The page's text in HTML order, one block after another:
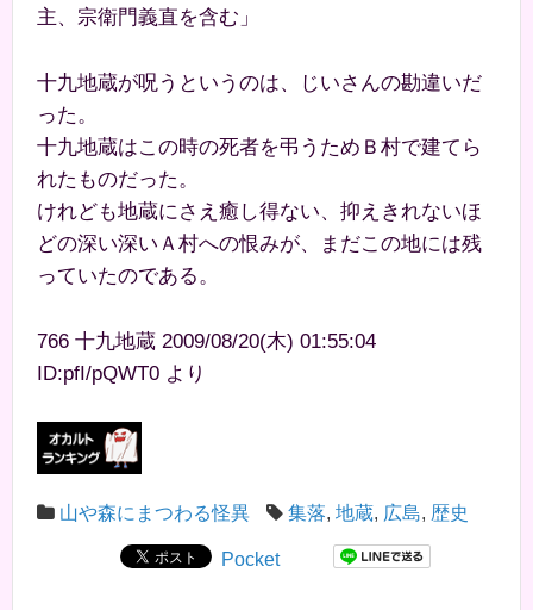
主、宗衛門義直を含む」
十九地蔵が呪うというのは、じいさんの勘違いだ
った。
十九地蔵はこの時の死者を弔うためＢ村で建てら
れたものだった。
けれども地蔵にさえ癒し得ない、抑えきれないほ
どの深い深いＡ村への恨みが、まだこの地には残
っていたのである。
766 十九地蔵 2009/08/20(木) 01:55:04
ID:pfI/pQWT0 より
山や森にまつわる怪異 集落, 地蔵, 広島, 歴史
Pocket